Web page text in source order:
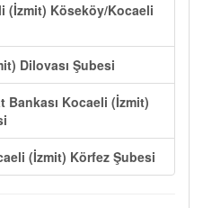
(İzmit) Köseköy/Kocaeli
Dilovası Şubesi
Kocaeli (İzmit)
(İzmit) Körfez Şubesi